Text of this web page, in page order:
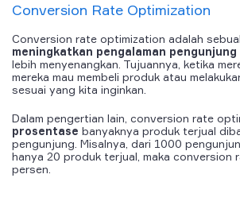
Conversion Rate Optimization
Conversion rate optimization adalah
meningkatkan pengalaman pengunjung
lebih menyenangkan. Tujuannya, ketika
mereka mau membeli produk atau
sesuai yang kita inginkan.
Dalam pengertian lain, conversion rate
prosentase banyaknya produk terjual
pengunjung. Misalnya, dari 1000
hanya 20 produk terjual, maka conversion
persen.